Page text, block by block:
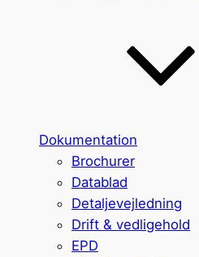
Dokumentation
Brochurer
Datablad
Detaljevejledning
Drift & vedligehold
EPD